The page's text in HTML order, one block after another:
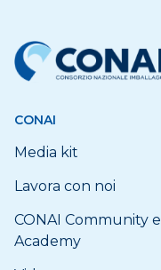
CONAI
Media kit
Lavora con noi
CONAI Community e
Academy